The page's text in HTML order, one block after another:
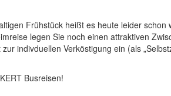
Frühstück heißt es heute leider schon
legen Sie noch einen attraktiven
indivduellen Verköstigung ein (als
Busreisen!